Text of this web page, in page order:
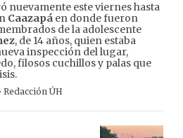
nuevamente este viernes hasta
Caazapá en donde fueron
de la adolescente
, de 14 años, quien estaba
inspección del lugar,
filosos cuchillos y palas que
· Redacción ÚH